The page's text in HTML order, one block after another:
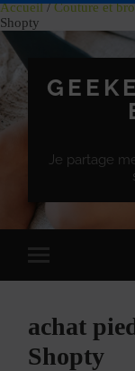
Accueil/Couture et
Shopty
Je partage
à
mobile
achat
Shopty